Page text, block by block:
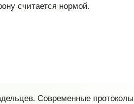
считается нормой.
Современные